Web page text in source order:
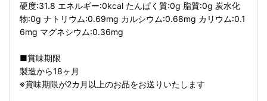
硬度:31.8 エネルギー:0kcal たんぱく質:0g 脂質:0g 炭水化
物:0g ナトリウム:0.69mg カルシウム:0.68mg カリウム:0.1
6mg マグネシウム:0.36mg
■賞味期限
製造から18ヶ月
※賞味期限が2カ月以上のお品をお送りいたします